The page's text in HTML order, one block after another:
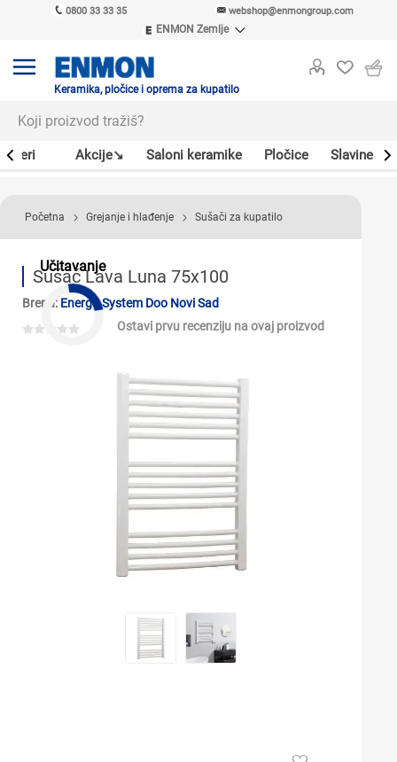
0800 33 33 35 webshop@enmongroup.com
ENMON Zemlje
ENMON MKD
Keramika, pločice i oprema za kupatilo
Akcije↘ Saloni keramike Pločice Slavine
Učitavanje
Početna Grejanje i hlađenje Sušači za kupatilo
Sušač Lava Luna 75x100
Brend: Energo System Doo Novi Sad
Ostavi prvu recenziju na ovaj proizvod